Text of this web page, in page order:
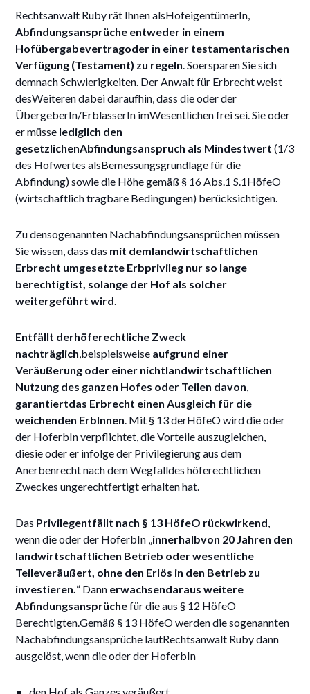
Rechtsanwalt Ruby rät Ihnen alsHofeigentümerIn,
Abfindungsansprüche entweder in einem
Hofübergabevertragoder in einer testamentarischen
Verfügung (Testament) zu regeln. Soersparen Sie sich
demnach Schwierigkeiten. Der Anwalt für Erbrecht weist
desWeiteren dabei daraufhin, dass die oder der
ÜbergeberIn/ErblasserIn imWesentlichen frei sei. Sie oder
er müsse lediglich den
gesetzlichenAbfindungsanspruch als Mindestwert (1/3
des Hofwertes alsBemessungsgrundlage für die
Abfindung) sowie die Höhe gemäß § 16 Abs.1 S.1HöfeO
(wirtschaftlich tragbare Bedingungen) berücksichtigen.
Zu densogenannten Nachabfindungsansprüchen müssen
Sie wissen, dass das mit demlandwirtschaftlichen
Erbrecht umgesetzte Erbprivileg nur so lange
berechtigtist, solange der Hof als solcher
weitergeführt wird.
Entfällt derhöferechtliche Zweck
nachträglich,beispielsweise aufgrund einer
Veräußerung oder einer nichtlandwirtschaftlichen
Nutzung des ganzen Hofes oder Teilen davon,
garantiertdas Erbrecht einen Ausgleich für die
weichenden ErbInnen. Mit § 13 derHöfeO wird die oder
der HoferbIn verpflichtet, die Vorteile auszugleichen,
diesie oder er infolge der Privilegierung aus dem
Anerbenrecht nach dem Wegfalldes höferechtlichen
Zweckes ungerechtfertigt erhalten hat.
Das Privilegentfällt nach § 13 HöfeO rückwirkend,
wenn die oder der HoferbIn „innerhalbvon 20 Jahren den
landwirtschaftlichen Betrieb oder wesentliche
Teileveräußert, ohne den Erlös in den Betrieb zu
investieren.“ Dann erwachsendaraus weitere
Abfindungsansprüchefür die aus § 12 HöfeO
Berechtigten.Gemäß § 13 HöfeO werden die sogenannten
Nachabfindungsansprüche lautRechtsanwalt Ruby dann
ausgelöst, wenn die oder der HoferbIn